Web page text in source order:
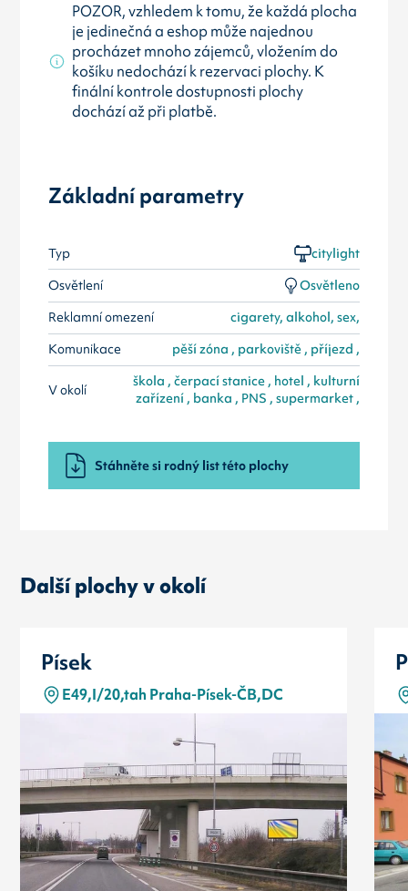
POZOR, vzhledem k tomu, že každá plocha
je jedinečná a eshop může najednou
procházet mnoho zájemců, vložením do
košíku nedochází k rezervaci plochy. K
finální kontrole dostupnosti plochy
dochází až při platbě.
Základní parametry
Typ
citylight
Osvětlení
Osvětleno
Reklamní omezení
cigarety, alkohol, sex,
Komunikace
pěší zóna , parkoviště , příjezd ,
V okolí
škola , čerpací stanice , hotel , kulturní
zařízení , banka , PNS , supermarket ,
Stáhněte si rodný list této plochy
Další plochy v okolí
Písek
E49,I/20,tah Praha-Písek-ČB,DC